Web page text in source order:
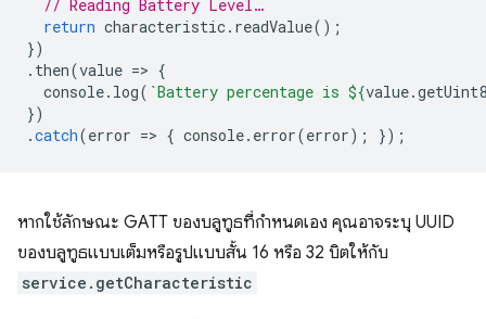
// Reading Battery Level…
return characteristic. readValue();
})
. then(value => {
console. log( `Battery percentage is ${value.getUint8
})
.catch(error => { console. error(error); });
หากใช้ลักษณะ GATT ของบลูทูธที่กำหนดเอง คุณอาจระบุ UUID
ของบลูทูธแบบเต็มหรือรูปแบบสั้น 16 หรือ 32 บิตให้กับ
service.getCharacteristic